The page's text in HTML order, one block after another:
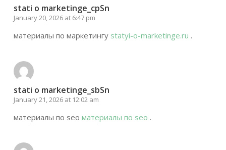
stati o marketinge_cpSn
January 20, 2026 at 6:47 pm
материалы по маркетингу statyi-o-marketinge.ru .
stati o marketinge_sbSn
January 21, 2026 at 12:02 am
материалы по seo материалы по seo .